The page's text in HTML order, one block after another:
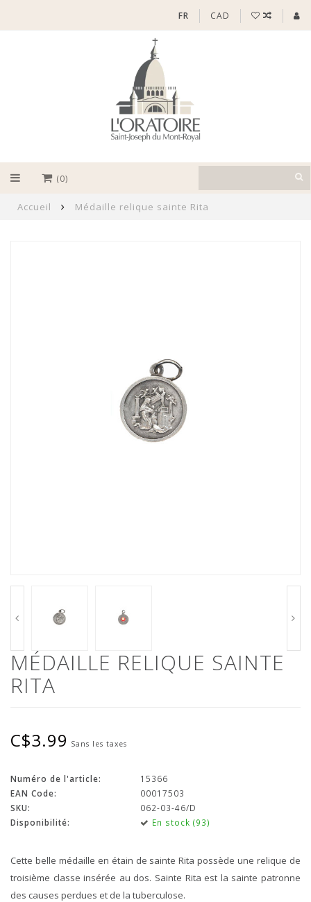
FR CAD
(0)
Accueil Médaille relique sainte Rita
MÉDAILLE RELIQUE SAINTE
RITA
C$3.99 Sans les taxes
Numéro de l'article:
15366
EAN Code:
00017503
SKU:
062-03-46/D
Disponibilité:
En stock (93)
Cette belle médaille en étain de sainte Rita possède une relique de
troisième classe insérée au dos. Sainte Rita est la sainte patronne
des causes perdues et de la tuberculose.